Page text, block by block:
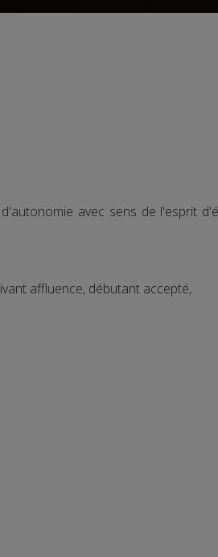
avec sens de l'esprit
affluence, débutant accepté,